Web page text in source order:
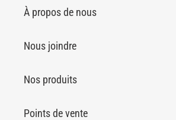
À propos de nous
Nous joindre
Nos produits
Points de vente